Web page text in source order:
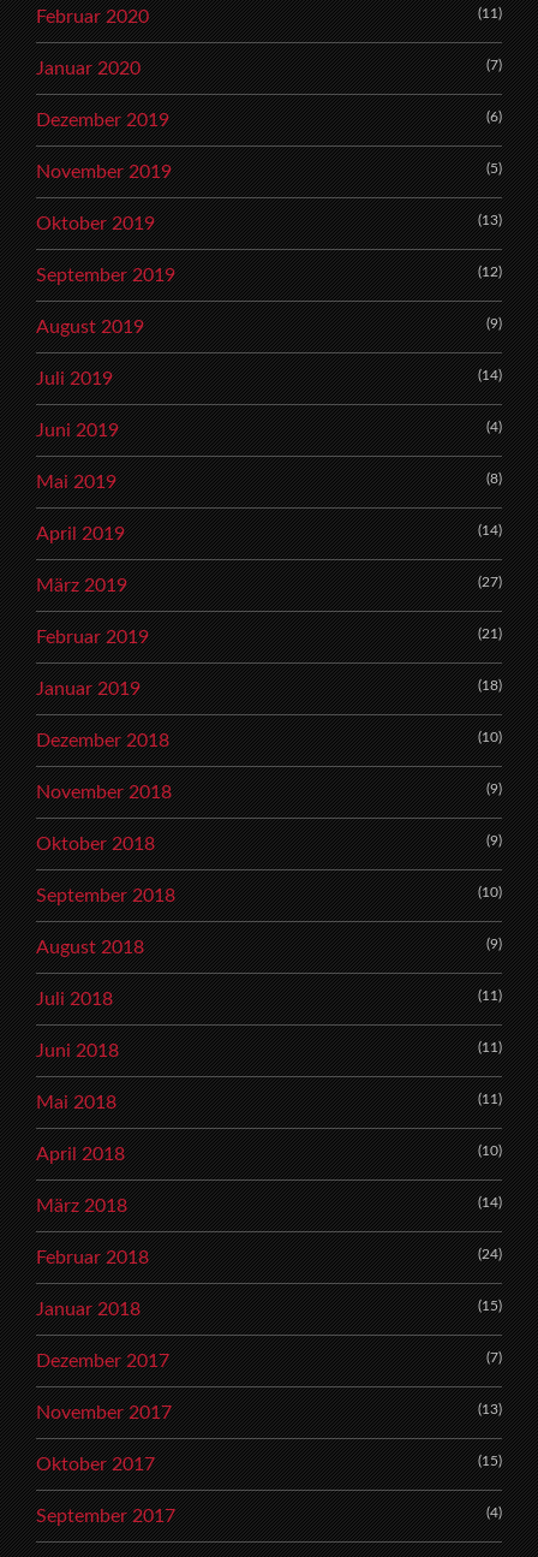
Februar 2020 (11)
Januar 2020 (7)
Dezember 2019 (6)
November 2019 (5)
Oktober 2019 (13)
September 2019 (12)
August 2019 (9)
Juli 2019 (14)
Juni 2019 (4)
Mai 2019 (8)
April 2019 (14)
März 2019 (27)
Februar 2019 (21)
Januar 2019 (18)
Dezember 2018 (10)
November 2018 (9)
Oktober 2018 (9)
September 2018 (10)
August 2018 (9)
Juli 2018 (11)
Juni 2018 (11)
Mai 2018 (11)
April 2018 (10)
März 2018 (14)
Februar 2018 (24)
Januar 2018 (15)
Dezember 2017 (7)
November 2017 (13)
Oktober 2017 (15)
September 2017 (4)